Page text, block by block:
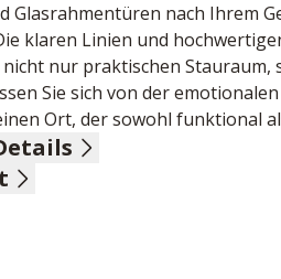
Glasrahmentüren nach Ihrem
klaren Linien und
nicht nur praktischen
Sie sich von der
Ort, der sowohl funktional
inklusive Oberboden